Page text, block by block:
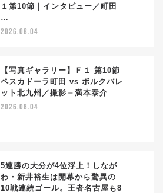
１第10節｜インタビュー／町田
…
2026.08.04
【写真ギャラリー】Ｆ１ 第10節
ペスカドーラ町田 vs ボルクバレ
ット北九州／撮影＝満本泰介
2026.08.04
5連勝の大分が4位浮上！しなが
わ・新井裕生は開幕から驚異の
10戦連続ゴール。王者名古屋も8